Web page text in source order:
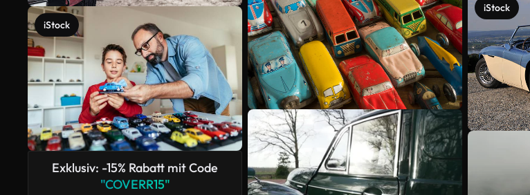
iStock
Exklusiv: -15% Rabatt mit Code
"COVERR15"
iStock